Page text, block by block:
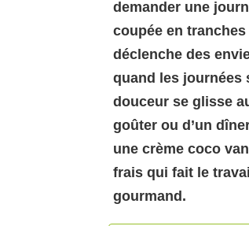
demander une
coupée en
déclenche des
quand les journées
douceur se glisse
goûter ou d’un
une crème coco
frais qui fait le
gourmand.